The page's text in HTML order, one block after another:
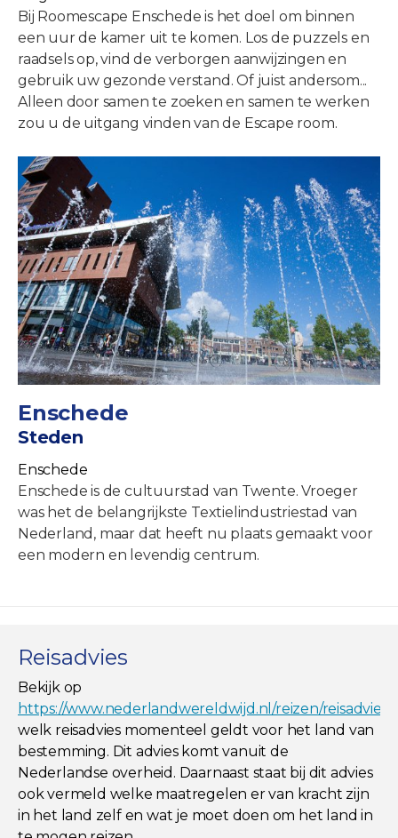
Bij Roomescape Enschede is het doel om binnen
een uur de kamer uit te komen. Los de puzzels en
raadsels op, vind de verborgen aanwijzingen en
gebruik uw gezonde verstand. Of juist andersom...
Alleen door samen te zoeken en samen te werken
zou u de uitgang vinden van de Escape room.
Enschede
Steden
Enschede
Enschede is de cultuurstad van Twente. Vroeger
was het de belangrijkste Textielindustriestad van
Nederland, maar dat heeft nu plaats gemaakt voor
een modern en levendig centrum.
Reisadvies
Bekijk op
https://www.nederlandwereldwijd.nl/reizen/
welk reisadvies momenteel geldt voor het land van
bestemming. Dit advies komt vanuit de
Nederlandse overheid. Daarnaast staat bij dit advies
ook vermeld welke maatregelen er van kracht zijn
in het land zelf en wat je moet doen om het land in